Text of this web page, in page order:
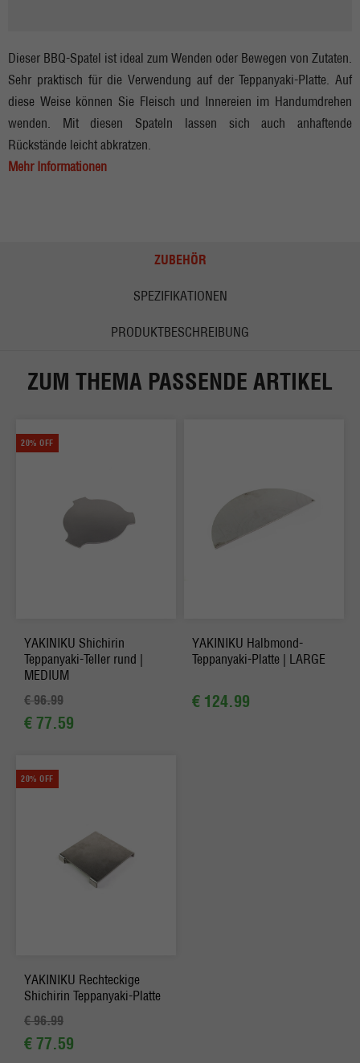
Dieser BBQ-Spatel ist ideal zum Wenden oder Bewegen von Zutaten.
Sehr praktisch für die Verwendung auf der Teppanyaki-Platte. Auf
diese Weise können Sie Fleisch und Innereien im Handumdrehen
wenden. Mit diesen Spateln lassen sich auch anhaftende
Rückstände leicht abkratzen.
Mehr Informationen
ZUBEHÖR
SPEZIFIKATIONEN
PRODUKTBESCHREIBUNG
ZUM THEMA PASSENDE ARTIKEL
20% OFF
YAKINIKU Shichirin
Teppanyaki-Teller rund |
MEDIUM
€ 96.99
€ 77.59
YAKINIKU Halbmond-
Teppanyaki-Platte | LARGE
€ 124.99
20% OFF
YAKINIKU Rechteckige
Shichirin Teppanyaki-Platte
€ 96.99
€ 77.59